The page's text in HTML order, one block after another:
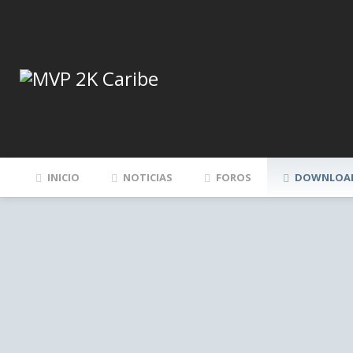
INICIO NOTICIAS FOROS